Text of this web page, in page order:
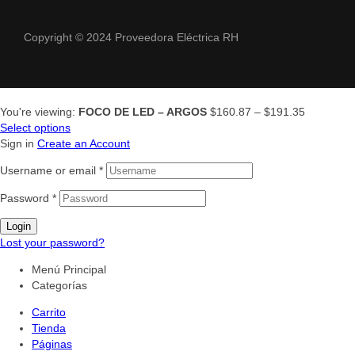
Copyright © 2024 Proveedora Eléctrica RH
You're viewing: FOCO DE LED – ARGOS $160.87 – $191.35
Select options
Sign in Create an Account
Username or email *
Password *
Login
Lost your password?
Menú Principal
Categorías
Carrito
Tienda
Páginas